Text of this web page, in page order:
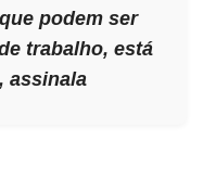
podem ser
trabalho, está
assinala